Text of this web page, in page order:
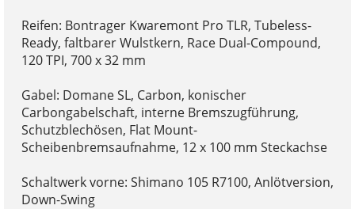
Reifen: Bontrager Kwaremont Pro TLR, Tubeless-
Ready, faltbarer Wulstkern, Race Dual-Compound,
120 TPI, 700 x 32 mm
Gabel: Domane SL, Carbon, konischer
Carbongabelschaft, interne Bremszugführung,
Schutzblechösen, Flat Mount-
Scheibenbremsaufnahme, 12 x 100 mm Steckachse
Schaltwerk vorne: Shimano 105 R7100, Anlötversion,
Down-Swing